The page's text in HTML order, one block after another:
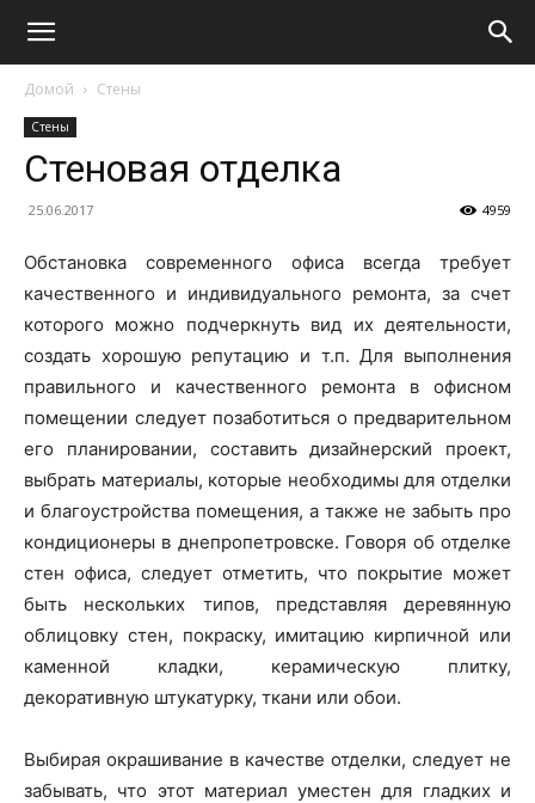
Домой Стены
Стены
Стеновая отделка
25.06.2017 4959
Обстановка современного офиса всегда требует
качественного и индивидуального ремонта, за счет
которого можно подчеркнуть вид их деятельности,
создать хорошую репутацию и т.п. Для выполнения
правильного и качественного ремонта в офисном
помещении следует позаботиться о предварительном
его планировании, составить дизайнерский проект,
выбрать материалы, которые необходимы для отделки
и благоустройства помещения, а также не забыть про
кондиционеры в днепропетровске. Говоря об отделке
стен офиса, следует отметить, что покрытие может
быть нескольких типов, представляя деревянную
облицовку стен, покраску, имитацию кирпичной или
каменной кладки, керамическую плитку,
декоративную штукатурку, ткани или обои.
Выбирая окрашивание в качестве отделки, следует не
забывать, что этот материал уместен для гладких и